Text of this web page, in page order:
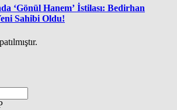
‘Gönül Hanem’ İstilası: Bedirhan
Sahibi Oldu!